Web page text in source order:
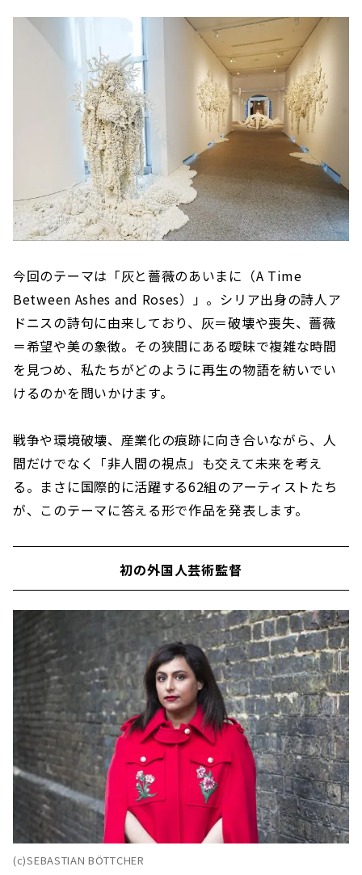
今回のテーマは「灰と薔薇のあいまに（A Time
Between Ashes and Roses）」。シリア出身の詩人ア
ドニスの詩句に由来しており、灰＝破壊や喪失、薔薇
＝希望や美の象徴。その狭間にある曖昧で複雑な時間
を見つめ、私たちがどのように再生の物語を紡いでい
けるのかを問いかけます。
戦争や環境破壊、産業化の痕跡に向き合いながら、人
間だけでなく「非人間の視点」も交えて未来を考え
る。まさに国際的に活躍する62組のアーティストたち
が、このテーマに答える形で作品を発表します。
初の外国人芸術監督
(c)SEBASTIAN BÖTTCHER